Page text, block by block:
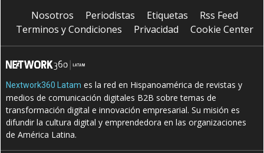
Nosotros Periodistas Etiquetas
Rss Feed
Terminos y Condiciones
Privacidad Cookie Center
Nextwork360 Latam es la red en Hispanoamérica de revistas y
medios de comunicación digitales B2B sobre temas de
transformación digital e innovación empresarial. Su misión es
difundir la cultura digital y emprendedora en las organizaciones
de América Latina.